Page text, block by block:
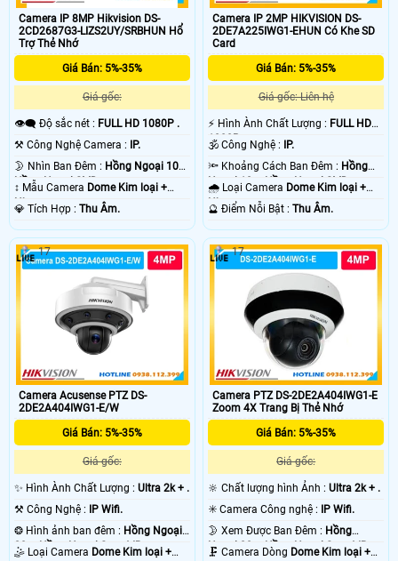
Camera IP 8MP Hikvision DS-
2CD2687G3-LIZS2UY/SRBHUN Hổ
Trợ Thẻ Nhớ
Giá Bán: 5%-35%
Giá gốc:
👁️‍🗨 Độ sắc nét : FULL HD 1080P .
⚒ Công Nghệ Camera : IP.
🌛 Nhìn Ban Đêm : Hồng Ngoại 10m
Hồng Ngoại SMD.
↕️ Mẫu Camera Dome Kim loại +
Nhựa.
️💎 Tích Hợp : Thu Âm.
Camera IP 2MP HIKVISION DS-
2DE7A225IWG1-EHUN Có Khe SD
Card
Giá Bán: 5%-35%
Giá gốc: Liên hệ
️⚡ Hình Ành Chất Lượng : FULL HD
1080P .
🕉️ Công Nghệ : IP.
🔦 Khoảng Cách Ban Đêm : Hồng
Ngoại 10m Hồng Ngoại SMD.
🌧️ Loại Camera Dome Kim loại +
Nhựa.
️🔮 Điểm Nỗi Bật :Thu Âm.
Camera Acusense PTZ DS-
2DE2A404IWG1-E/W
Giá Bán: 5%-35%
Giá gốc:
✨ Hình Ành Chất Lượng : Ultra 2k + .
⚒ Công Nghệ : IP Wifi.
❂ Hình ảnh ban đêm : Hồng Ngoại
20m Hồng Ngoại Smart IR.
🤹 Loại Camera Dome Kim loại +
17
Camera PTZ DS-2DE2A404IWG1-E
Zoom 4X Trang Bị Thẻ Nhớ
Giá Bán: 5%-35%
Giá gốc:
🔆 Chất lượng hình Ảnh :Ultra 2k + .
✳️ Camera Công nghệ : IP Wifi.
🌛 Xem Được Ban Đêm : Hồng
Ngoại 20m Hồng Ngoại Smart IR.
🗜️ Camera Dòng Dome Kim loại +
17